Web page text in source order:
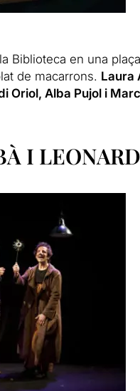
Biblioteca en una
de macarrons. Laura
Oriol, Alba Pujol i
I